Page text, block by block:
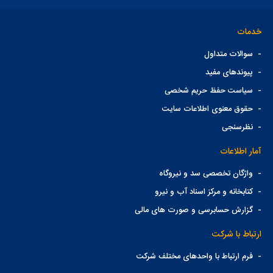
خدمات
- سوالات متداول
- پیوندهای مفید
- سیاست حفظ حریم شخصی
-حقوق معنوی اطلاعات سایت
-نظرسنجی
آمار اطلاعات
- واژگان تخصصی سد و نیروگاه
-کتابخانه و مرکز اسناد آب و نیرو
-گزارش حسابرسی و صورت های مالی
ارتباط با شرکت
-فرم ارتباط با واحدهای مختلف شرکت